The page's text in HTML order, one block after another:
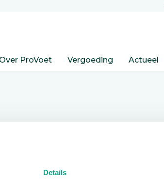
Details
Over ProVoet Vergoeding Actueel